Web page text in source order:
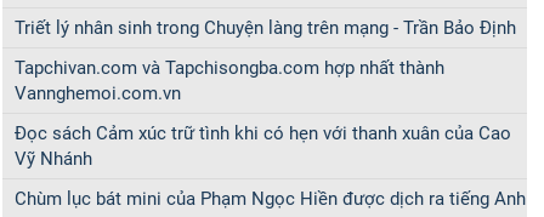
Triết lý nhân sinh trong Chuyện làng trên mạng - Trần Bảo Định
Tapchivan.com và Tapchisongba.com hợp nhất thành
Vannghemoi.com.vn
Đọc sách Cảm xúc trữ tình khi có hẹn với thanh xuân của Cao
Vỹ Nhánh
Chùm lục bát mini của Phạm Ngọc Hiền được dịch ra tiếng Anh